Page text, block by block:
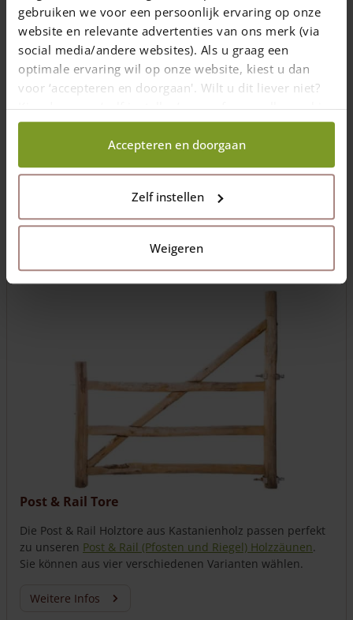
gebruiken we voor een persoonlijk ervaring op onze
website en relevante advertenties van ons merk (via
social media/andere websites). Als u graag een
optimale ervaring wil op onze website, kiest u dan
voor ‘accepteren en doorgaan'. Wilt u dit liever niet?
Kies dan voor ‘zelf instellen’ en geef aan welke cookies
wij wel mogen verzamelen.
Accepteren en doorgaan
Zelf instellen
Weigeren
Englische Tore
Traditionelle Holztore im britischen Stil. Perfekt als
Weidetor, Koppeltor, Einfahrtstor oder Hoftor.
Eindrucksvolle Kombination aus Eleganz und
Langlebigkeit! Erhältlich als Einzel- & Doppeltor.
Post & Rail Tore
Die Post & Rail Holztore aus Kastanienholz passen perfekt
zu unseren Post & Rail (Pfosten und Riegel) Holzzäunen.
Sie können aus vier verschiedenen Varianten wählen.
Weitere Infos